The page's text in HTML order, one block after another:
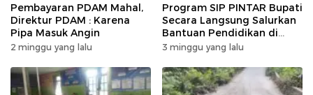
Pembayaran PDAM Mahal,
Direktur PDAM : Karena
Pipa Masuk Angin
2 minggu yang lalu
Program SIP PINTAR Bupati
Secara Langsung Salurkan
Bantuan Pendidikan di
Desa Mampuak ll
3 minggu yang lalu